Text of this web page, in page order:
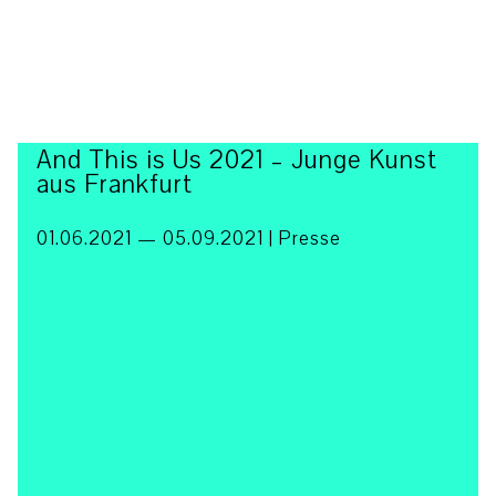
And This is Us 2021 – Junge Kunst
aus Frankfurt
01.06.2021 — 05.09.2021 | Presse